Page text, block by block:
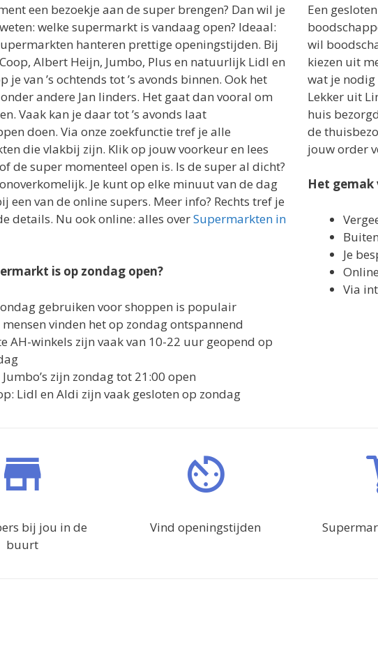
een bezoekje aan de super brengen? Dan wil je
welke supermarkt is vandaag open? Ideaal:
hanteren prettige openingstijden. Bij
Albert Heijn, Jumbo, Plus en natuurlijk Lidl en
je van ’s ochtends tot ’s avonds binnen. Ook het
andere Jan linders. Het gaat dan vooral om
Vaak kan je daar tot ’s avonds laat
doen. Via onze zoekfunctie tref je alle
die vlakbij zijn. Klik op jouw voorkeur en lees
de super momenteel open is. Is de super al dicht?
Je kunt op elke minuut van de dag
een van de online supers. Meer info? Rechts tref je
details. Nu ook online: alles overSupermarkten in
is op zondag open?
gebruiken voor shoppen is populair
mensen vinden het op zondag ontspannend
AH-winkels zijn vaak van 10-22 uur geopend op
Jumbo’s zijn zondag tot 21:00 open
Lidl en Aldi zijn vaak gesloten op zondag
Een
wil
kiezen uit
wat je
Lekker uit
huis
de
jouw order
Het gemak
Je
Via
bij jou in de
buurt
Vind openingstijden